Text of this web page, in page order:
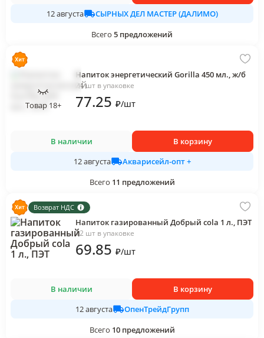
12 августа
СЫРНЫХ ДЕЛ МАСТЕР (ДАЛИМО)
Всего 5 предложений
Товар 18+
Напиток энергетический Gorilla 450 мл., ж/б
24 шт в упаковке
77.25 ₽/шт
В наличии
В корзину
12 августа
Акварисейл-опт +
Всего 11 предложений
Возврат НДС
Напиток газированный Добрый cola 1 л., ПЭТ
12 шт в упаковке
69.85 ₽/шт
В наличии
В корзину
12 августа
ОпенТрейдГрупп
Всего 10 предложений